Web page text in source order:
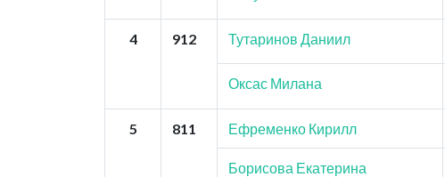
4 912 Тутаринов Даниил
Оксас Милана
5 811 Ефременко Кирилл
Борисова Екатерина